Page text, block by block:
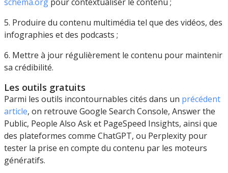
5. Produire du contenu multimédia tel que des vidéos, des
infographies et des podcasts ;
6. Mettre à jour régulièrement le contenu pour maintenir
sa crédibilité.
Les outils gratuits
Parmi les outils incontournables cités dans un précédent
article, on retrouve Google Search Console, Answer the
Public, People Also Ask et PageSpeed Insights, ainsi que
des plateformes comme ChatGPT, ou Perplexity pour
tester la prise en compte du contenu par les moteurs
génératifs.